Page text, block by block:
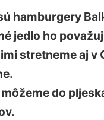
hamburgery
jedlo ho
stretneme aj v
do